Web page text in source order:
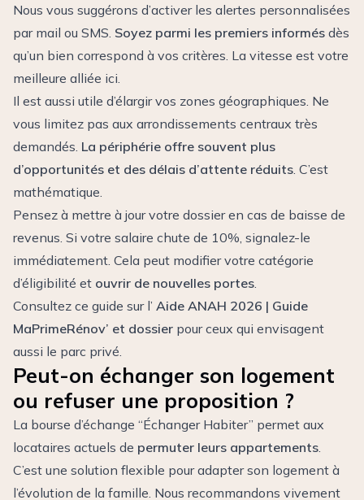
Nous vous suggérons d’activer les alertes personnalisées
par mail ou SMS. Soyez parmi les premiers informés dès
qu’un bien correspond à vos critères. La vitesse est votre
meilleure alliée ici.
Il est aussi utile d’élargir vos zones géographiques. Ne
vous limitez pas aux arrondissements centraux très
demandés. La périphérie offre souvent plus
d’opportunités et des délais d’attente réduits. C’est
mathématique.
Pensez à mettre à jour votre dossier en cas de baisse de
revenus. Si votre salaire chute de 10%, signalez-le
immédiatement. Cela peut modifier votre catégorie
d’éligibilité et ouvrir de nouvelles portes.
Consultez ce guide sur l’ Aide ANAH 2026 | Guide
MaPrimeRénov’ et dossier pour ceux qui envisagent
aussi le parc privé.
Peut-on échanger son logement
ou refuser une proposition ?
La bourse d’échange “Échanger Habiter” permet aux
locataires actuels de permuter leurs appartements.
C’est une solution flexible pour adapter son logement à
l’évolution de la famille. Nous recommandons vivement